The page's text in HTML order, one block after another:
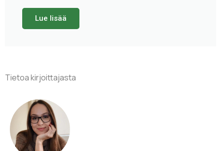
Lue lisää
Tietoa kirjoittajasta